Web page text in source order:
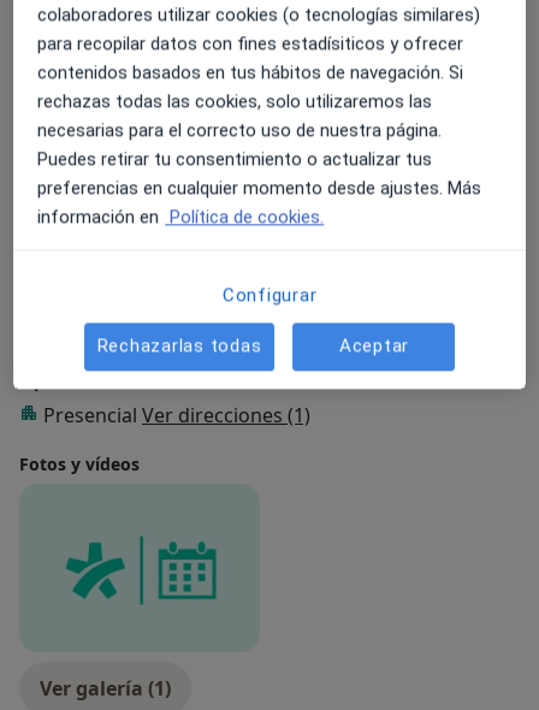
prevención de la enfermedad respiratoria, así como en
la valoración y aplicación de estrategias de fisioterapia
respiratoria entre nuestros enfermos.
ver másSobre mí
Especialista en:
Circulación pulmonar
Anomalías alveolares
Presencial Ver direcciones (1)
Fotos y vídeos
Ver galería (1)
colaboradores utilizar cookies (o tecnologías similares)
para recopilar datos con fines estadísiticos y ofrecer
contenidos basados en tus hábitos de navegación. Si
rechazas todas las cookies, solo utilizaremos las
necesarias para el correcto uso de nuestra página.
Puedes retirar tu consentimiento o actualizar tus
preferencias en cualquier momento desde ajustes. Más
información en Política de cookies.
Configurar
Rechazarlas todas Aceptar